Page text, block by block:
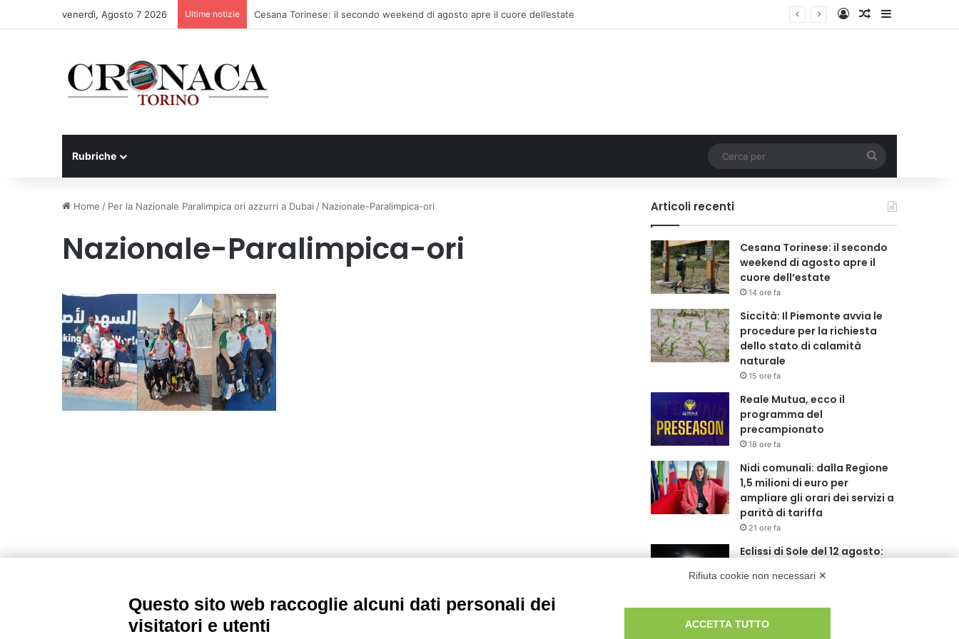
venerdì, Agosto 7 2026 Ultime notizie Cesana Torinese: il secondo weekend di agosto apre il cuore dell’estate AccediUn articolo a
Rubriche
per
Home / Per la Nazionale Paralimpica ori azzurri a Dubai / Nazionale-Paralimpica-ori
Nazionale-Paralimpica-ori
Articoli recenti
Cesana Torinese: il secondo
weekend di agosto apre il
cuore dell’estate
14 ore fa
Siccità: Il Piemonte avvia le
procedure per la richiesta
dello stato di calamità
naturale
15 ore fa
Reale Mutua, ecco il
programma del
precampionato
18 ore fa
Nidi comunali: dalla Regione
1,5 milioni di euro per
ampliare gli orari dei servizi a
parità di tariffa
21 ore fa
Eclissi di Sole del 12 agosto:
verso la collina
Sauze d’Oulx: il secondo
Rifiuta cookie non necessari ✕
Questo sito web raccoglie alcuni dati personali dei
visitatori e utenti
ACCETTA TUTTO